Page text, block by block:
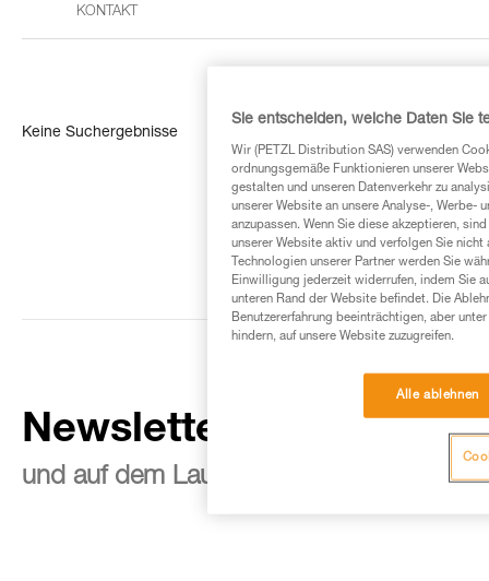
KONTAKT
Keine Suchergebnisse
Newsletter abonnieren
und auf dem Laufenden bleiben
Sie entscheiden, welche Daten Sie
Wir (PETZL Distribution SAS) verwenden
ordnungsgemäße Funktionieren unserer
gestalten und unseren Datenverkehr zu
unserer Website an unsere Analyse-, Werbe-
anzupassen. Wenn Sie diese akzeptieren,
unserer Website aktiv und verfolgen Sie
Technologien unserer Partner werden Sie
Einwilligung jederzeit widerrufen, indem Sie
unteren Rand der Website befindet. Die
Benutzererfahrung beeinträchtigen, aber
hindern, auf unsere Website zuzugreifen.
Alle ablehnen